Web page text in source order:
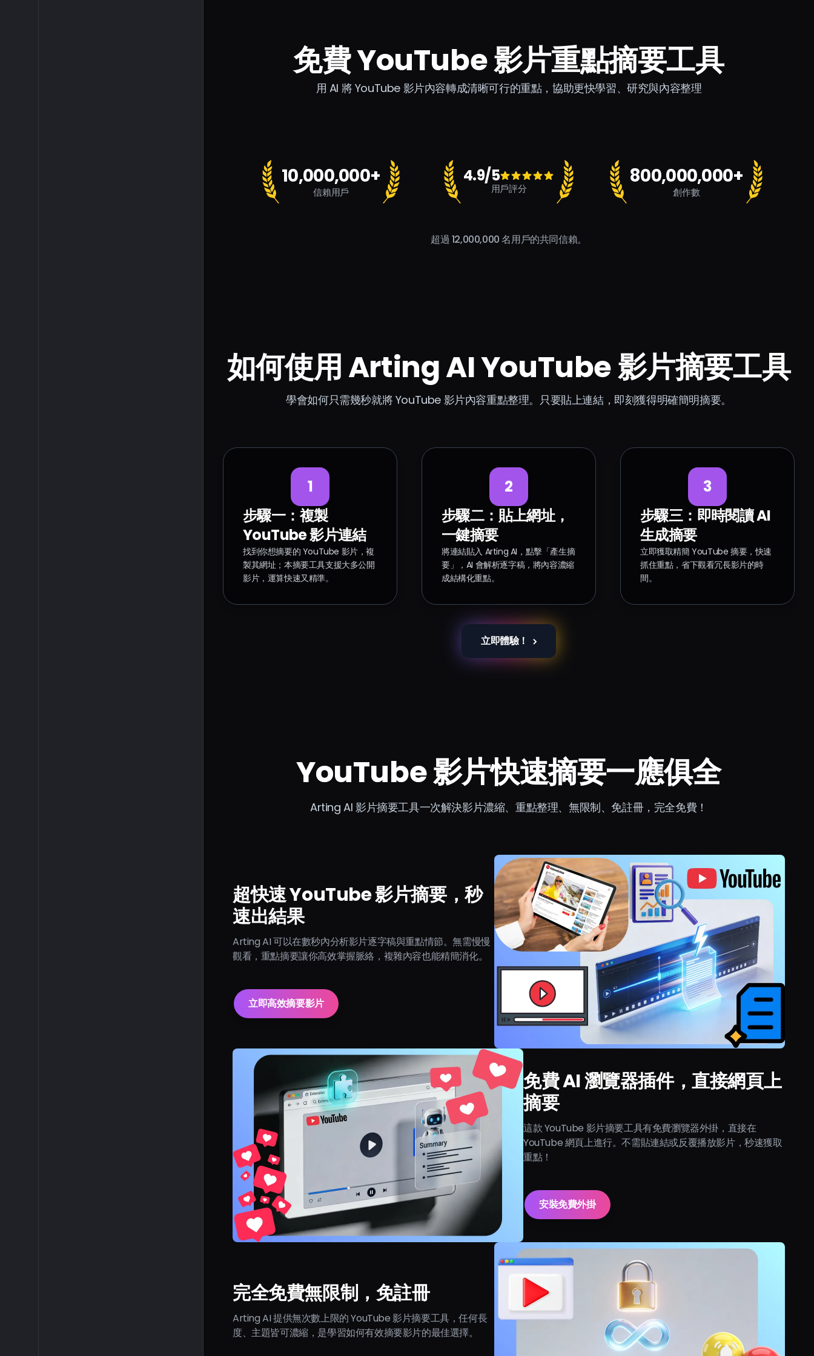
免費 YouTube 影片重點摘要工具
用 AI 將 YouTube 影片內容轉成清晰可行的重點，協助更快學習、研究與內容整理
10,000,000+
信賴用戶
4.9/5
用戶評分
800,000,000+
創作數
超過 12,000,000 名用戶的共同信賴。
如何使用 Arting AI YouTube 影片摘要工具
學會如何只需幾秒就將 YouTube 影片內容重點整理。只要貼上連結，即刻獲得明確簡明摘要。
1
步驟一：複製
YouTube 影片連結
找到你想摘要的 YouTube 影片，複
製其網址；本摘要工具支援大多公開
影片，運算快速又精準。
2
步驟二：貼上網址，
一鍵摘要
將連結貼入 Arting AI，點擊「產生摘
要」，AI 會解析逐字稿，將內容濃縮
成結構化重點。
3
步驟三：即時閱讀 AI
生成摘要
立即獲取精簡 YouTube 摘要，快速
抓住重點，省下觀看冗長影片的時
間。
立即體驗！
YouTube 影片快速摘要一應俱全
Arting AI 影片摘要工具一次解決影片濃縮、重點整理、無限制、免註冊，完全免費！
超快速 YouTube 影片摘要，秒
速出結果
Arting AI 可以在數秒內分析影片逐字稿與重點情節。無需慢慢
觀看，重點摘要讓你高效掌握脈絡，複雜內容也能精簡消化。
立即高效摘要影片
免費 AI 瀏覽器插件，直接網頁上
摘要
這款 YouTube 影片摘要工具有免費瀏覽器外掛，直接在
YouTube 網頁上進行。不需貼連結或反覆播放影片，秒速獲取
重點！
安裝免費外掛
完全免費無限制，免註冊
Arting AI 提供無次數上限的 YouTube 影片摘要工具，任何長
度、主題皆可濃縮，是學習如何有效摘要影片的最佳選擇。